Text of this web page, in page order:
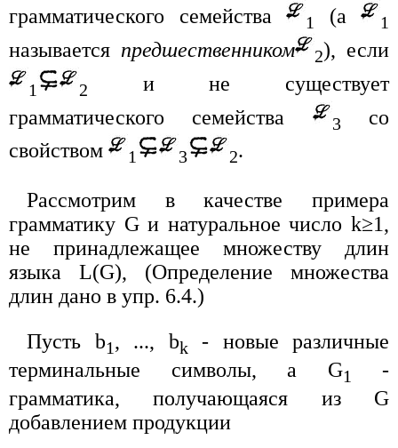
грамматического семейства
1 (а 1
называется предшественником 2), если
1 2
и не существует
грамматического семейства
3 со
свойством
1 3 2.
Рассмотрим в качестве примера
грамматику G и натуральное число k≥1,
не принадлежащее множеству длин
языка L(G), (Определение множества
длин дано в упр. 6.4.)
Пусть b1, ..., bk- новые различные
терминальные символы, а G1
-
грамматика, получающаяся из G
добавлением продукции